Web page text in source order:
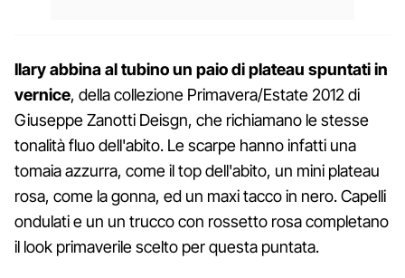
Ilary abbina al tubino un paio di plateau spuntati in
vernice, della collezione Primavera/Estate 2012 di
Giuseppe Zanotti Deisgn, che richiamano le stesse
tonalità fluo dell'abito. Le scarpe hanno infatti una
tomaia azzurra, come il top dell'abito, un mini plateau
rosa, come la gonna, ed un maxi tacco in nero. Capelli
ondulati e un un trucco con rossetto rosa completano
il look primaverile scelto per questa puntata.